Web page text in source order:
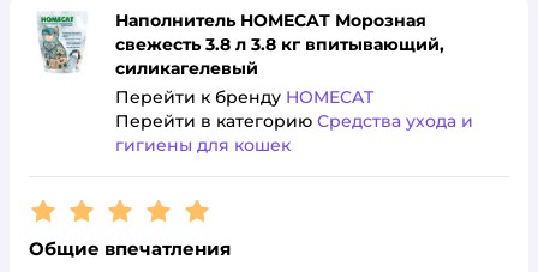
Наполнитель HOMECAT Морозная
свежесть 3.8 л 3.8 кг впитывающий,
силикагелевый
Перейти к бренду HOMECAT
Перейти в категорию Средства ухода и
гигиены для кошек
Рейтинг:5
Общие впечатления